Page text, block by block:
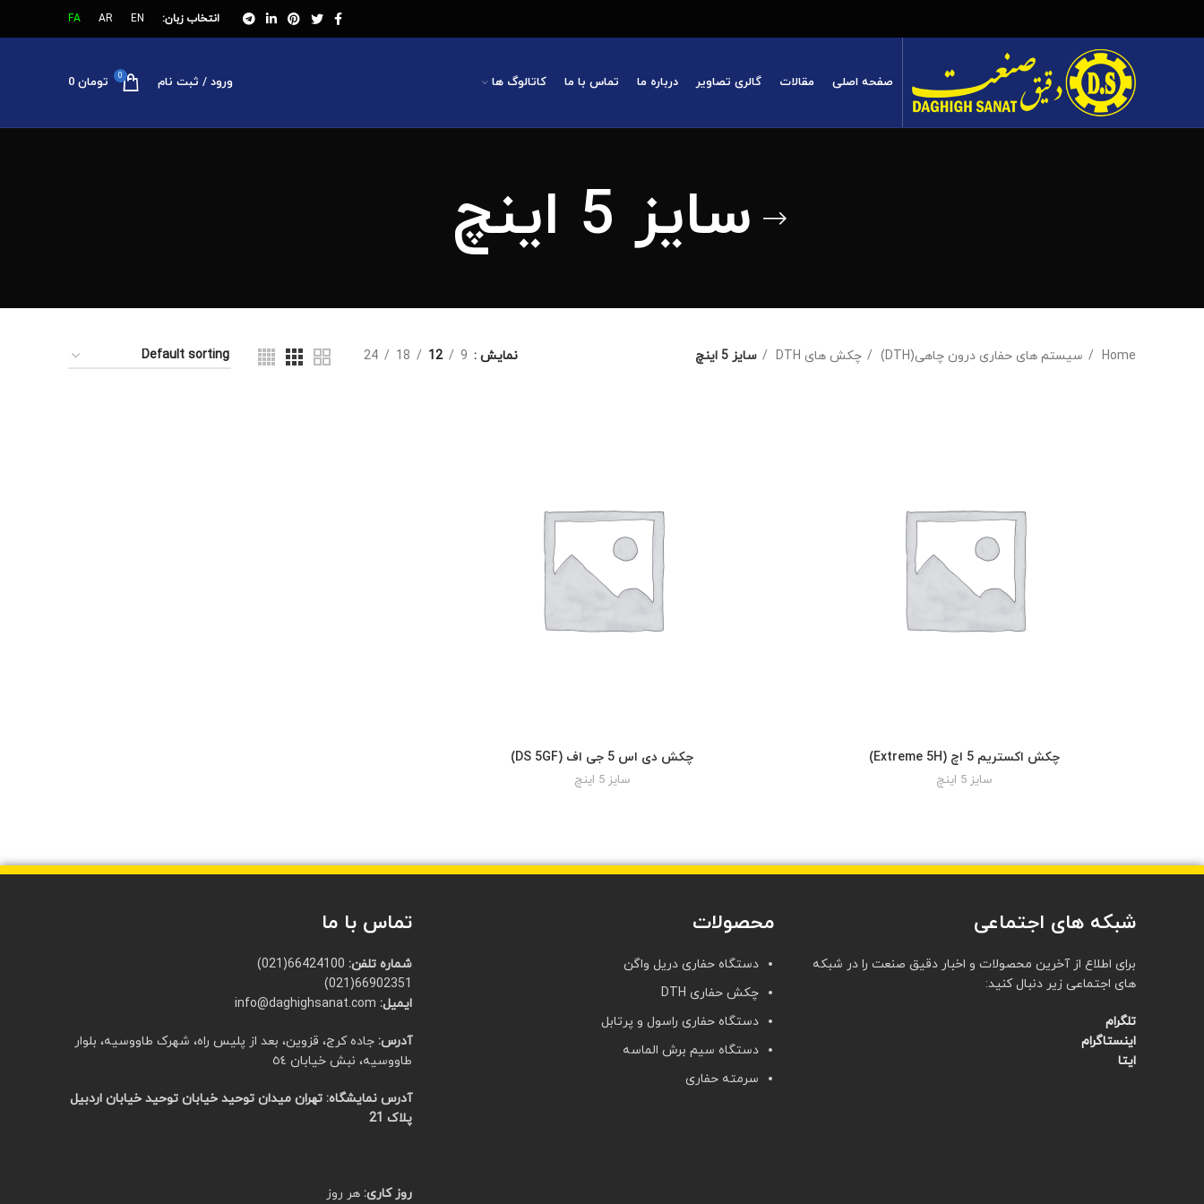
انتخاب زبان: EN
AR
FA
صفحه اصلی مقالات گالری تصاویر درباره ما تماس با ما کاتالوگ ها ورود / ثبت نام 0 تومان
سایز 5 اینچ
Home سیستم های حفاری درون چاهی(DTH) چکش های DTH سایز 5 اینچ نمایش 9
12
18
24
READ MOREچکش اکستریم 5 اچ (Extreme 5H)
سایز 5 اینچ
READ MOREچکش دی اس 5 جی اف (DS 5GF)
سایز 5 اینچ
شبکه های اجتماعی
برای اطلاع از آخرین محصولات و اخبار دقیق صنعت را در شبکه
های اجتماعی زیر دنبال کنید:
تلگرام
اینستاگرام
ایتا
محصولات
دستگاه حفاری دریل واگن
چکش حفاری DTH
دستگاه حفاری راسول و پرتابل
دستگاه سیم برش الماسه
سرمته حفاری
تماس با ما
شماره تلفن:
66902351(021)
ایمیل:
آدرس: جاده کرج، قزوین، بعد از پلیس راه، شهرک طاووسیه، بلوار
طاووسیه، نبش خیابان ٥٤
آدرس نمایشگاه: تهران میدان توحید خیابان توحید خیابان اردبیل
پلاک 21
روز کاری: هر روز